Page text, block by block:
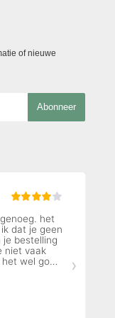
of nieuwe
Abonneer